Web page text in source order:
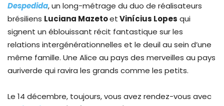
Despedida, un long-métrage du duo de réalisateurs
brésiliens Luciana MazetoetVinícius Lopes qui
signent un éblouissant récit fantastique sur les
relations intergénérationnelles et le deuil au sein d’une
même famille. Une Alice au pays des merveilles au pays
auriverde qui ravira les grands comme les petits.
Le 14 décembre, toujours, vous avez rendez-vous avec